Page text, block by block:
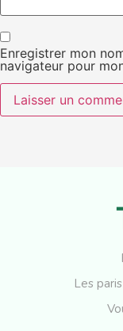
Enregistrer mon
navigateur pour
Les